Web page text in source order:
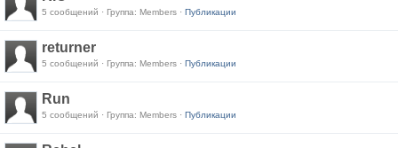
5 сообщений · Группа: Members · Публикации
returner
5 сообщений · Группа: Members · Публикации
Run
5 сообщений · Группа: Members · Публикации